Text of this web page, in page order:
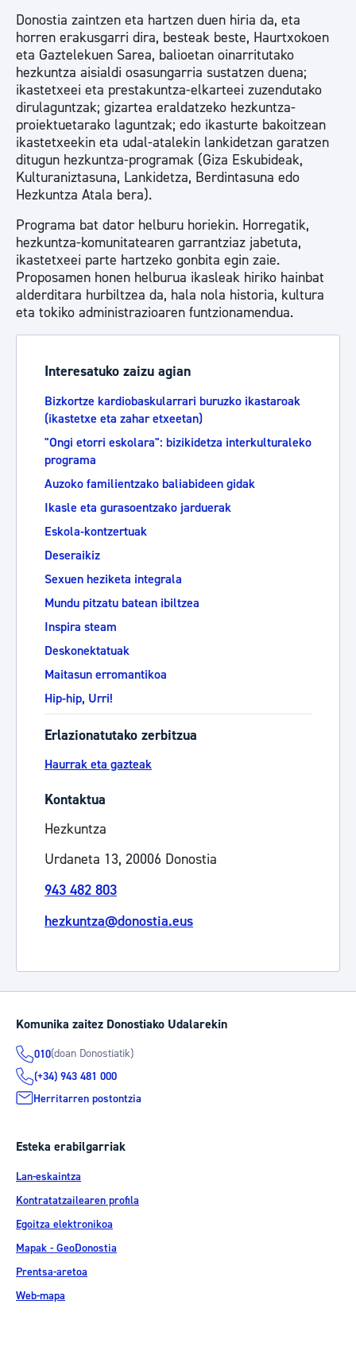
Donostia zaintzen eta hartzen duen hiria da, eta
horren erakusgarri dira, besteak beste, Haurtxokoen
eta Gaztelekuen Sarea, balioetan oinarritutako
hezkuntza aisialdi osasungarria sustatzen duena;
ikastetxeei eta prestakuntza-elkarteei zuzendutako
dirulaguntzak; gizartea eraldatzeko hezkuntza-
proiektuetarako laguntzak; edo ikasturte bakoitzean
ikastetxeekin eta udal-atalekin lankidetzan garatzen
ditugun hezkuntza-programak (Giza Eskubideak,
Kulturaniztasuna, Lankidetza, Berdintasuna edo
Hezkuntza Atala bera).
Programa bat dator helburu horiekin. Horregatik,
hezkuntza-komunitatearen garrantziaz jabetuta,
ikastetxeei parte hartzeko gonbita egin zaie.
Proposamen honen helburua ikasleak hiriko hainbat
alderditara hurbiltzea da, hala nola historia, kultura
eta tokiko administrazioaren funtzionamendua.
Interesatuko zaizu agian
Bizkortze kardiobaskularrari buruzko ikastaroak
(ikastetxe eta zahar etxeetan)
"Ongi etorri eskolara": bizikidetza interkulturaleko
programa
Auzoko familientzako baliabideen gidak
Ikasle eta gurasoentzako jarduerak
Eskola-kontzertuak
Deseraikiz
Sexuen heziketa integrala
Mundu pitzatu batean ibiltzea
Inspira steam
Deskonektatuak
Maitasun erromantikoa
Hip-hip, Urri!
Erlazionatutako zerbitzua
Haurrak eta gazteak
Kontaktua
Hezkuntza
Urdaneta 13, 20006 Donostia
943 482 803
hezkuntza@donostia.eus
Komunika zaitez Donostiako Udalarekin
010(doan Donostiatik)
(+34) 943 481 000
Herritarren postontzia
Esteka erabilgarriak
Lan-eskaintza
Kontratatzailearen profila
Egoitza elektronikoa
Mapak - GeoDonostia
Prentsa-aretoa
Web-mapa